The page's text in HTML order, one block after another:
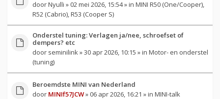
doorNyulli » 02 mei 2026, 15:54 » in MINI R50 (One/Cooper),
R52 (Cabrio), R53 (Cooper S)
Onderstel tuning: Verlagen ja/nee, schroefset of
dempers? etc
door seminilink » 30 apr 2026, 10:15 » in Motor- en onderstel
(tuning)
Beroemdste MINI van Nederland
door MINIf57JCW» 06 apr 2026, 16:21 » in MINI-talk